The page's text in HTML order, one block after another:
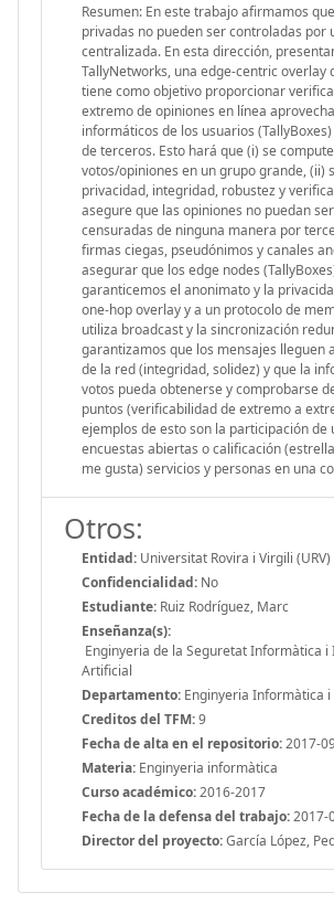
Resumen: En este trabajo afirmamos
privadas no pueden ser controladas por
centralizada. En esta dirección,
TallyNetworks, una edge-centric overlay
tiene como objetivo proporcionar
extremo de opiniones en línea
informáticos de los usuarios
de terceros. Esto hará que (i) se
votos/opiniones en un grupo grande, (ii)
privacidad, integridad, robustez y
asegure que las opiniones no puedan
censuradas de ninguna manera por
firmas ciegas, pseudónimos y canales
asegurar que los edge nodes
garanticemos el anonimato y la
one-hop overlay y a un protocolo de
utiliza broadcast y la sincronización
garantizamos que los mensajes lleguen
de la red (integridad, solidez) y que la
votos pueda obtenerse y comprobarse
puntos (verificabilidad de extremo a
ejemplos de esto son la participación de
encuestas abiertas o calificación
me gusta) servicios y personas en una
Otros:
Entidad: Universitat Rovira i Virgili (URV)
Confidencialidad: No
Estudiante: Ruiz Rodríguez, Marc
Enseñanza(s):
Enginyeria de la Seguretat Informàtica i
Artificial
Departamento: Enginyeria Informàtica
Creditos del TFM:9
Fecha de alta en el repositorio:2017-
Materia: Enginyeria informàtica
Curso académico:2016-2017
Fecha de la defensa del trabajo:2017-
Director del proyecto:García López,